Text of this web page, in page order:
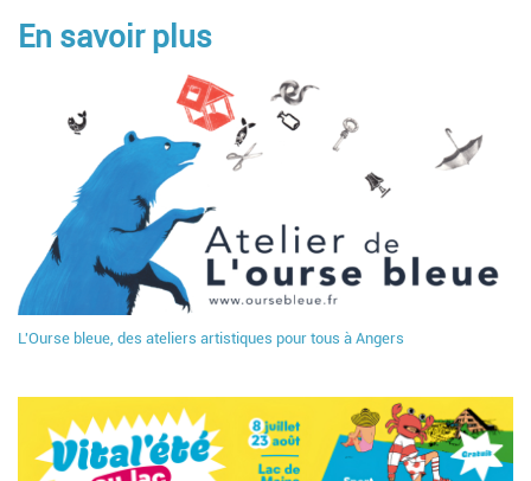
En savoir plus
L'Ourse bleue, des ateliers artistiques pour tous à Angers